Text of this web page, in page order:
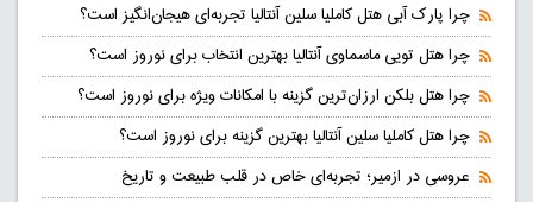
چرا پارک آبی هتل کاملیا سلین آنتالیا تجربه‌ای هیجان‌انگیز است؟
چرا هتل تویی ماسماوی آنتالیا بهترین انتخاب برای نوروز است؟
چرا هتل بلکن ارزان‌ترین گزینه با امکانات ویژه برای نوروز است؟
چرا هتل کاملیا سلین آنتالیا بهترین گزینه برای نوروز است؟
عروسی در ازمیر؛ تجربه‌ای خاص در قلب طبیعت و تاریخ